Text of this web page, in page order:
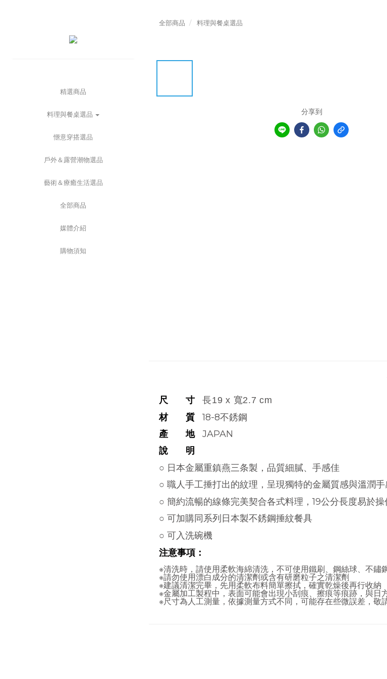
精選商品
料理與餐桌選品
愜意穿搭選品
戶外＆露營潮物選品
藝術＆療癒生活選品
全部商品
媒體介紹
購物須知
全部商品 料理與餐桌選品
分享到
尺 寸
長19 x 寬2.7 cm
材 質
18-8不銹鋼
產 地
JAPAN
說 明
○ 日本金屬重鎮燕三条製，品質細膩、手感佳
○ 職人手工捶打出的紋理，呈現獨特的金屬質感與溫潤手
○ 簡約流暢的線條完美契合各式料理，19公分長度易於操
○ 可加購同系列日本製不銹鋼捶紋餐具
○ 可入洗碗機
注意事項：
※清洗時，請使用柔軟海綿清洗，不可使用鐵刷、鋼絲球、不鏽
※請勿使用漂白成分的清潔劑或含有研磨粒子之清潔劑
※建議清潔完畢， 先用柔軟布料簡單擦拭 ，確實乾燥後再行收納
※金屬加工製程中，表面可能會出現小刮痕、擦痕等痕跡，與
※尺寸為人工測量， 依據測量方式不同 ，可能存在些微誤差，敬